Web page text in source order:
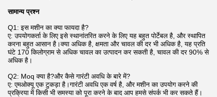
सामान्य प्रश्न
Q1: इस मशीन का क्या फायदा है?
ए: उपयोगकर्ता के लिए इसे स्थानांतरित करने के लिए यह बहुत पोर्टेबल है, और स्थापित
करना बहुत आसान है।क्या अधिक है, क्षमता और चावल की दर भी अधिक है, यह प्रति
घंटे 170 किलोग्राम से अधिक चावल का उत्पादन कर सकती है, चावल की दर 90% से
अधिक है।
Q2: Moq क्या है?और कैसे गारंटी अवधि के बारे में?
ए: एमओक्यू एक टुकड़ा है।गारंटी अवधि एक वर्ष है, और मशीन का उपयोग करने की
प्रक्रिया में किसी भी समस्या को पूरा करने के बाद आप हमसे संपर्क भी कर सकते हैं।